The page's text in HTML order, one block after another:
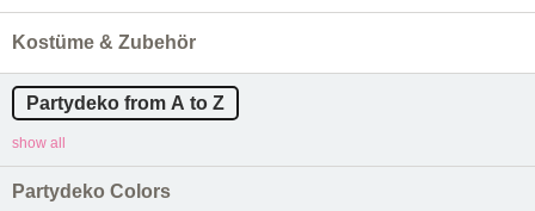
Kostüme & Zubehör
Partydeko from A to Z
show all
Partydeko Colors